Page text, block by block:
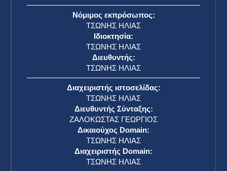
Νόμιμος εκπρόσωπος:
ΤΣΩΝΗΣ ΗΛΙΑΣ
Ιδιοκτησία:
ΤΣΩΝΗΣ ΗΛΙΑΣ
Διευθυντής:
ΤΣΩΝΗΣ ΗΛΙΑΣ
Διαχειριστής ιστοσελίδας:
ΤΣΩΝΗΣ ΗΛΙΑΣ
Διευθυντής Σύνταξης:
ΖΑΛΟΚΩΣΤΑΣ ΓΕΩΡΓΙΟΣ
Δικαιούχος Domain:
ΤΣΩΝΗΣ ΗΛΙΑΣ
Διαχειριστής Domain:
ΤΣΩΝΗΣ ΗΛΙΑΣ